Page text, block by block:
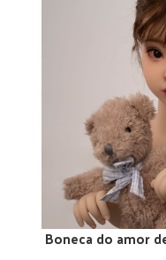
ADICIONAR AO
Boneca do amor